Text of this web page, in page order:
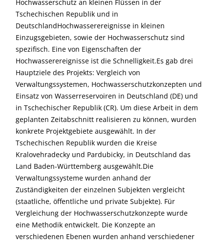
Hochwasserschutz an kleinen Flüssen in der
Tschechischen Republik und in
DeutschlandHochwasserereignisse in kleinen
Einzugsgebieten, sowie der Hochwasserschutz sind
spezifisch. Eine von Eigenschaften der
Hochwasserereignisse ist die Schnelligkeit.Es gab drei
Hauptziele des Projekts: Vergleich von
Verwaltungssystemen, Hochwasserschutzkonzepten und
Einsatz von Wasserreservoiren in Deutschland (DE) und
in Tschechischer Republik (CR). Um diese Arbeit in dem
geplanten Zeitabschnitt realisieren zu können, wurden
konkrete Projektgebiete ausgewählt. In der
Tschechischen Republik wurden die Kreise
Kralovehradecky und Pardubicky, in Deutschland das
Land Baden-Württemberg ausgewählt.Die
Verwaltungssysteme wurden anhand der
Zuständigkeiten der einzelnen Subjekten vergleicht
(staatliche, öffentliche und private Subjekte). Für
Vergleichung der Hochwasserschutzkonzepte wurde
eine Methodik entwickelt. Die Konzepte an
verschiedenen Ebenen wurden anhand verschiedener